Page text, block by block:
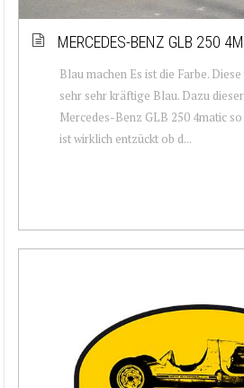
MERCEDES-BENZ GLB 250
Blau machen Es ist die Farbe.
sehr sehr kräftige Blau. Dazu
Mercedes-Benz GLB 250 4matic
ist wirklich entzückt ob d...